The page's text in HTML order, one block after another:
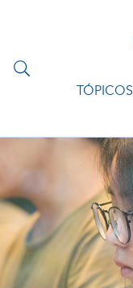
TÓPICOS